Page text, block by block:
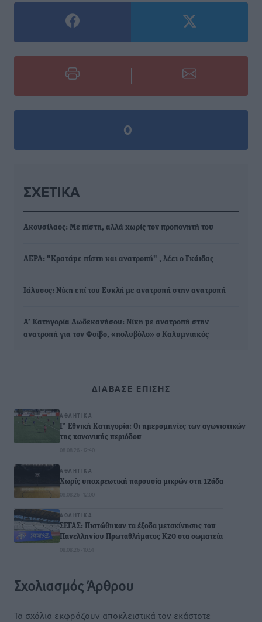
0
ΣΧΕΤΙΚΆ
Ακουσίλαος: Με πίστη, αλλά χωρίς τον προπονητή του
ΑΕΡΑ: "Κρατάμε πίστη και ανατροπή" , λέει ο Γκάιδας
Ιάλυσος: Νίκη επί του Ευκλή με ανατροπή στην ανατροπή
Α’ Κατηγορία Δωδεκανήσου: Νίκη με ανατροπή στην
ανατροπή για τον Φοίβο, «πολυβόλο» ο Καλυμνιακός
ΔΙΑΒΑΣΕ ΕΠΙΣΗΣ
ΑΘΛΗΤΙΚΆ
Γ’ Εθνική Κατηγορία: Οι ημερομηνίες των αγωνιστικών
της κανονικής περιόδου
08.08.26 · 12:40
ΑΘΛΗΤΙΚΆ
Χωρίς υποχρεωτική παρουσία μικρών στη 12άδα
08.08.26 · 12:00
ΑΘΛΗΤΙΚΆ
ΣΕΓΑΣ: Πιστώθηκαν τα έξοδα μετακίνησης του
Πανελληνίου Πρωταθλήματος Κ20 στα σωματεία
08.08.26 · 10:51
Σχολιασμός Άρθρου
Τα σχόλια εκφράζουν αποκλειστικά τον εκάστοτε